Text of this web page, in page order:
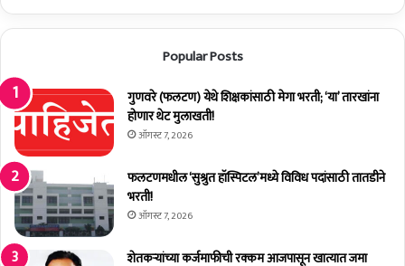
दी
दि
व
सां
चा
खे
ळ
म्ह
ण
जे
नौ
च
न
को
,
अ
न्य
था
वा
ता
व
र
Popular Posts
गुणवरे (फलटण) येथे शिक्षकांसाठी मेगा भरती; ‘या’ तारखांना
होणार थेट मुलाखती!
ऑगस्ट 7, 2026
फलटणमधील ‘सुश्रुत हॉस्पिटल’मध्ये विविध पदांसाठी तातडीने
भरती!
ऑगस्ट 7, 2026
शेतकर्‍यांच्या कर्जमाफीची रक्कम आजपासून खात्यात जमा